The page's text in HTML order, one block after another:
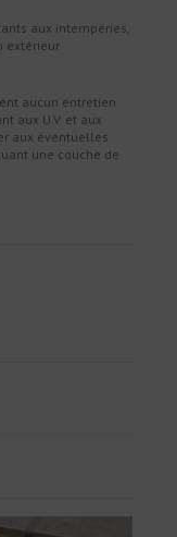
aux intempéries,
extérieur.
aucun entretien
aux U.V. et aux
aux éventuelles
une couche de